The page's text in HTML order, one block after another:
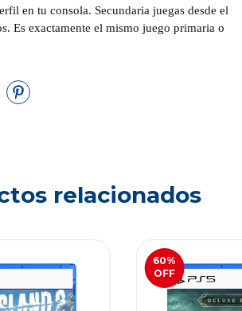
en tu consola. Secundaria juegas desde el
Es exactamente el mismo juego primaria o
relacionados
60%
OFF